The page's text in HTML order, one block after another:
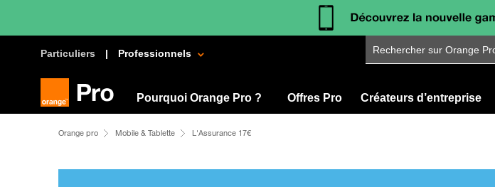
Particuliers Professionnels
Rechercher sur Orange Pro
Pourquoi Orange Pro ? Offres Pro Créateurs d’entreprise
Orange pro Mobile & Tablette L'Assurance 17€